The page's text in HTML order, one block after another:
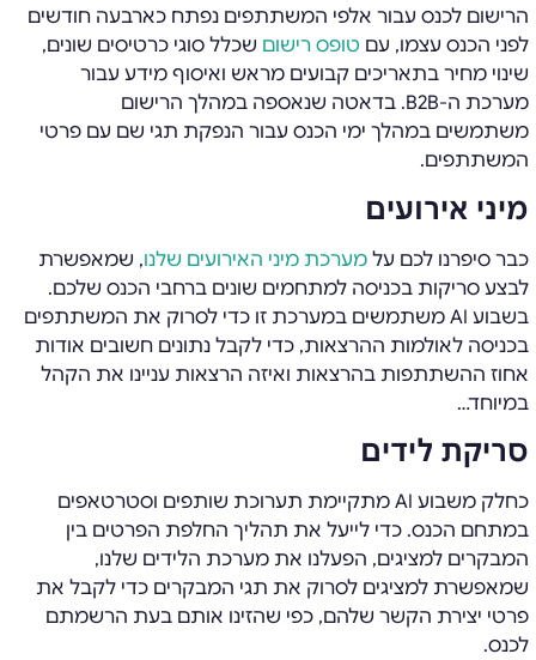
הרישום לכנס עבור אלפי המשתתפים נפתח כארבעה חודשים
לפני הכנס עצמו, עם טופס רישום שכלל סוגי כרטיסים שונים,
שינוי מחיר בתאריכים קבועים מראש ואיסוף מידע עבור
מערכת ה-B2B. בדאטה שנאספה במהלך הרישום
משתמשים במהלך ימי הכנס עבור הנפקת תגי שם עם פרטי
המשתתפים.
מיני אירועים
כבר סיפרנו לכם על מערכת מיני האירועים שלנו, שמאפשרת
לבצע סריקות בכניסה למתחמים שונים ברחבי הכנס שלכם.
בשבוע AI משתמשים במערכת זו כדי לסרוק את המשתתפים
בכניסה לאולמות ההרצאות, כדי לקבל נתונים חשובים אודות
אחוז ההשתתפות בהרצאות ואיזה הרצאות עניינו את הקהל
במיוחד…
סריקת לידים
כחלק משבוע AI מתקיימת תערוכת שותפים וסטרטאפים
במתחם הכנס. כדי לייעל את תהליך החלפת הפרטים בין
המבקרים למציגים, הפעלנו את מערכת הלידים שלנו,
שמאפשרת למציגים לסרוק את תגי המבקרים כדי לקבל את
פרטי יצירת הקשר שלהם, כפי שהזינו אותם בעת הרשמתם
לכנס.